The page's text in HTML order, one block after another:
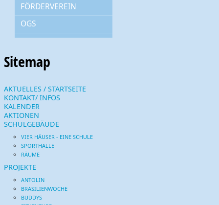
FÖRDERVEREIN
OGS
Sitemap
AKTUELLES / STARTSEITE
KONTAKT/ INFOS
KALENDER
AKTIONEN
SCHULGEBÄUDE
VIER HÄUSER - EINE SCHULE
SPORTHALLE
RÄUME
PROJEKTE
ANTOLIN
BRASILIENWOCHE
BUDDYS